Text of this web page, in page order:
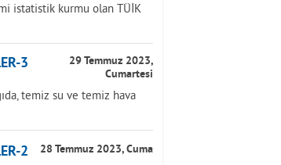
istatistik kurmu olan TÜİK
3
29 Temmuz 2023,
Cumartesi
temiz su ve temiz hava
2 28 Temmuz 2023, Cuma